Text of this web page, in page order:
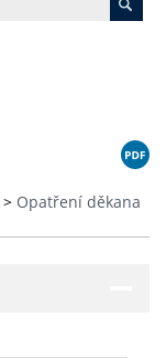
> Opatření děkana